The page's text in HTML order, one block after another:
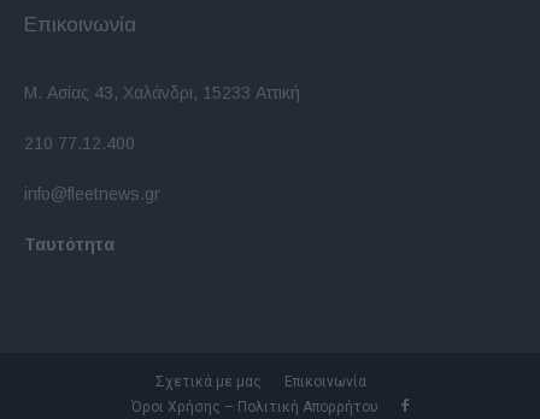
Επικοινωνία
Μ. Ασίας 43, Χαλάνδρι, 15233 Αττική
210 77.12.400
info@fleetnews.gr
Ταυτότητα
Σχετικά με μας
Επικοινωνία
Όροι Χρήσης – Πολιτική Απορρήτου